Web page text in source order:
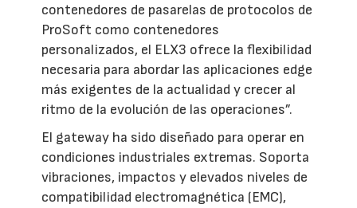
contenedores de pasarelas de protocolos de
ProSoft como contenedores
personalizados, el ELX3 ofrece la flexibilidad
necesaria para abordar las aplicaciones edge
más exigentes de la actualidad y crecer al
ritmo de la evolución de las operaciones”.
El gateway ha sido diseñado para operar en
condiciones industriales extremas. Soporta
vibraciones, impactos y elevados niveles de
compatibilidad electromagnética (EMC),